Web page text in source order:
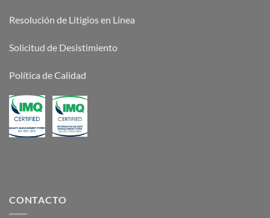
Resolución de Litigios en Línea
Solicitud de Desistimiento
Política de Calidad
CONTACTO